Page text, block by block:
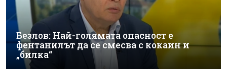
Безлов: Най-голямата опасност е
фентанилът да се смесва с кокаин и
„билка“